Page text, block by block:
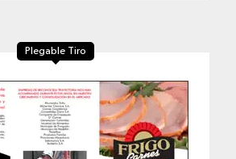
Plegable Tiro